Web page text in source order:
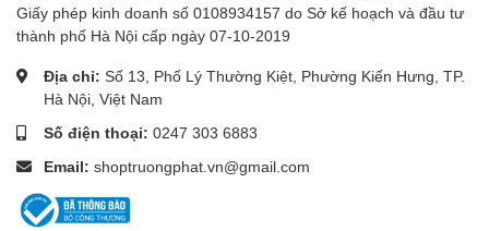
Giấy phép kinh doanh số 0108934157 do Sở kế hoạch và đầu tư
thành phố Hà Nội cấp ngày 07-10-2019
Địa chỉ: Số 13, Phố Lý Thường Kiệt, Phường Kiến Hưng, TP.
Hà Nội, Việt Nam
Số điện thoại: 0247 303 6883
Email: shoptruongphat.vn@gmail.com